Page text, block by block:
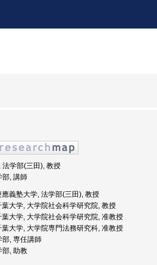
学部(三田), 教授
部, 講師
義塾大学, 法学部(三田), 教授
大学, 大学院社会科学研究院, 教授
大学, 大学院社会科学研究院, 准教授
大学, 大学院専門法務研究科, 准教授
部, 専任講師
部, 助教